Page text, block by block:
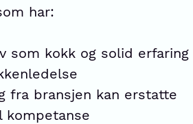
har:
som kokk og solid erfaring
fra bransjen kan erstatte
kompetanse